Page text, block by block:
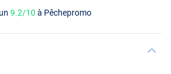
9.2/10 à Pêchepromo